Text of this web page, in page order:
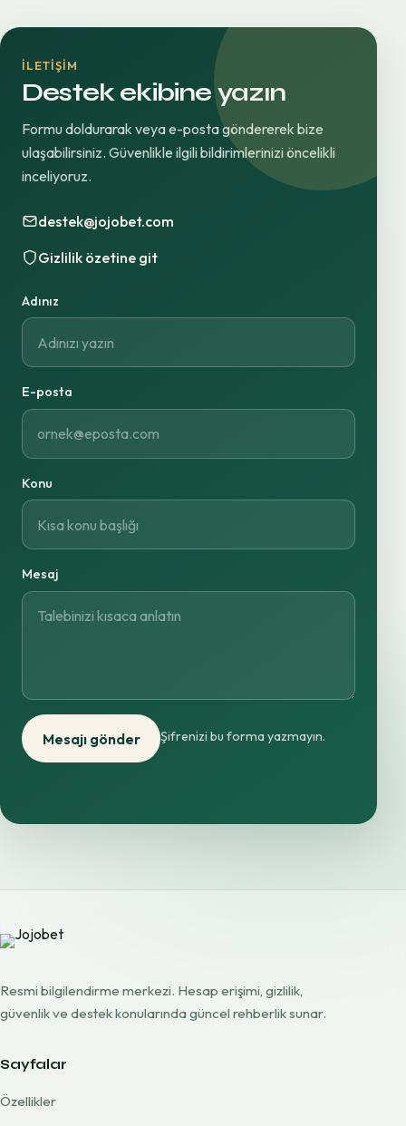
İLETIŞIM
Destek ekibine yazın
Formu doldurarak veya e-posta göndererek bize
ulaşabilirsiniz. Güvenlikle ilgili bildirimlerinizi öncelikli
inceliyoruz.
destek@jojobet.com
Gizlilik özetine git
Adınız
E-posta
Konu
Mesaj
Mesajı gönder Şifrenizi bu forma yazmayın.
Resmi bilgilendirme merkezi. Hesap erişimi, gizlilik,
güvenlik ve destek konularında güncel rehberlik sunar.
Sayfalar
Özellikler